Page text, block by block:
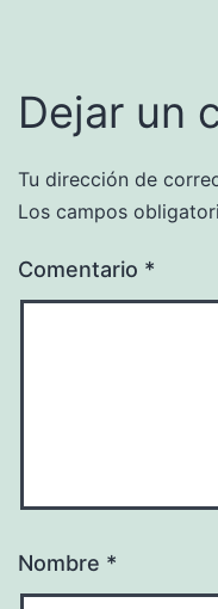
Dejar un
Tu dirección de
Los campos
Comentario *
Nombre *